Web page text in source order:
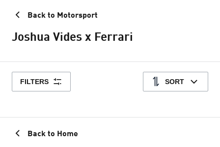
Back to Motorsport
Joshua Vides x Ferrari
FILTERS SORT
Back to Home